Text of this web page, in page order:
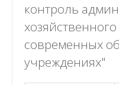
контроль
современных
учреждениях"